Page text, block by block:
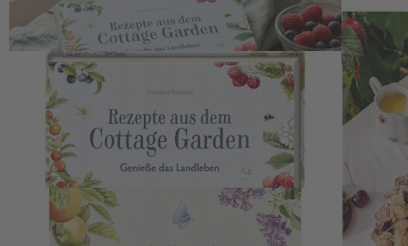
Entdecken Sie stimmungsvolle Rezepte aus dem Cottage Garden
und zaubern Sie mit Gartenfrüchten und Kräutern
abwechslungsreiche Landhausgerichte.
Ausgezeichnet als zweitbestes Gartenkochbuch 2026 durch den
Deutschen Gartenbuchpreis.
Beschreibung
Kulinarische Vielfalt aus dem Cottage
Garden